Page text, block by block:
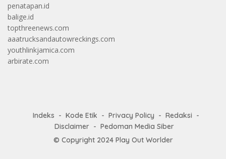
penatapan.id
balige.id
topthreenews.com
aaatrucksandautowreckings.com
youthlinkjamica.com
arbirate.com
Indeks Kode Etik Privacy Policy
Redaksi
Disclaimer
Pedoman Media Siber
© Copyright 2024 Play Out Worlder